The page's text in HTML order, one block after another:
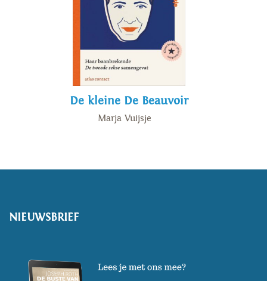
De kleine De Beauvoir
Marja Vuijsje
NIEUWSBRIEF